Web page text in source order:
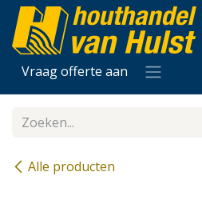
Overslaan naar inhoud
Vraag offerte aan
Alle producten